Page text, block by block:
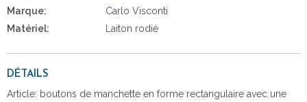
Marque:
Carlo Visconti
Matériel:
Laiton rodié
DÉTAILS
Article: boutons de manchette en forme rectangulaire avec une